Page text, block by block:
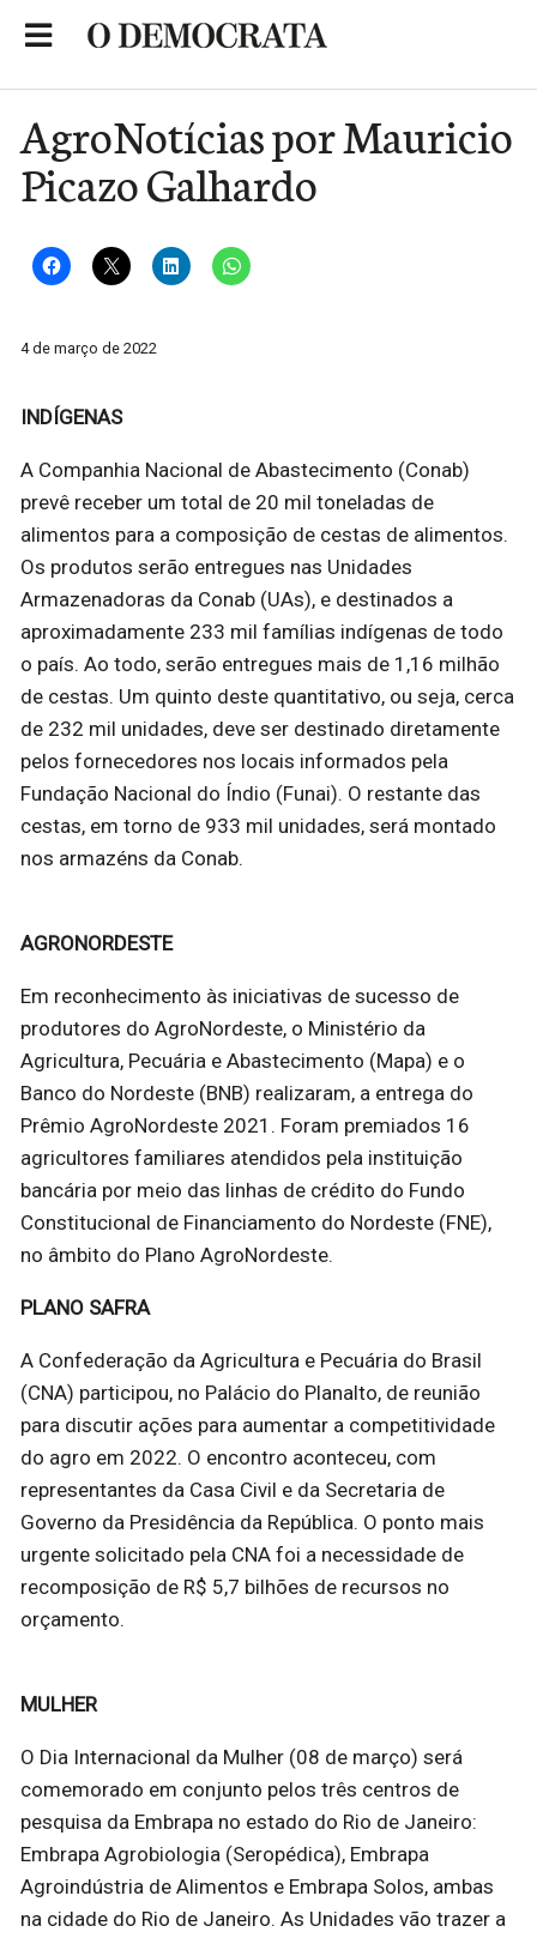
AgroNotícias por Mauricio
Picazo Galhardo
4 de março de 2022
INDÍGENAS
A Companhia Nacional de Abastecimento (Conab)
prevê receber um total de 20 mil toneladas de
alimentos para a composição de cestas de alimentos.
Os produtos serão entregues nas Unidades
Armazenadoras da Conab (UAs), e destinados a
aproximadamente 233 mil famílias indígenas de todo
o país. Ao todo, serão entregues mais de 1,16 milhão
de cestas. Um quinto deste quantitativo, ou seja, cerca
de 232 mil unidades, deve ser destinado diretamente
pelos fornecedores nos locais informados pela
Fundação Nacional do Índio (Funai). O restante das
cestas, em torno de 933 mil unidades, será montado
nos armazéns da Conab.
AGRONORDESTE
Em reconhecimento às iniciativas de sucesso de
produtores do AgroNordeste, o Ministério da
Agricultura, Pecuária e Abastecimento (Mapa) e o
Banco do Nordeste (BNB) realizaram, a entrega do
Prêmio AgroNordeste 2021. Foram premiados 16
agricultores familiares atendidos pela instituição
bancária por meio das linhas de crédito do Fundo
Constitucional de Financiamento do Nordeste (FNE),
no âmbito do Plano AgroNordeste.
PLANO SAFRA
A Confederação da Agricultura e Pecuária do Brasil
(CNA) participou, no Palácio do Planalto, de reunião
para discutir ações para aumentar a competitividade
do agro em 2022. O encontro aconteceu, com
representantes da Casa Civil e da Secretaria de
Governo da Presidência da República. O ponto mais
urgente solicitado pela CNA foi a necessidade de
recomposição de R$ 5,7 bilhões de recursos no
orçamento.
MULHER
O Dia Internacional da Mulher (08 de março) será
comemorado em conjunto pelos três centros de
pesquisa da Embrapa no estado do Rio de Janeiro:
Embrapa Agrobiologia (Seropédica), Embrapa
Agroindústria de Alimentos e Embrapa Solos, ambas
na cidade do Rio de Janeiro. As Unidades vão trazer a